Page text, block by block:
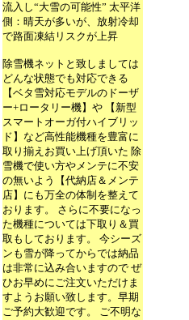
流入し“大雪の可能性” 太平洋
側：晴天が多いが、放射冷却
で路面凍結リスクが上昇
除雪機ネットと致しましては
どんな状態でも対応できる
【ベタ雪対応モデルのドーザ
ー+ロータリー機】や 【新型
スマートオーガ付ハイブリッ
ド】など高性能機種を豊富に
取り揃えお買い上げ頂いた 除
雪機で使い方やメンテに不安
の無いよう【代納店＆メンテ
店】にも万全の体制を整えて
おります。 さらに不要になっ
た機種については下取り＆買
取もしております。 今シーズ
ンも雪が降ってからでは納品
は非常に込み合いますので ぜ
ひお早めにご注文いただけま
すようお願い致します。早期
ご予約大歓迎です。 ご不明な